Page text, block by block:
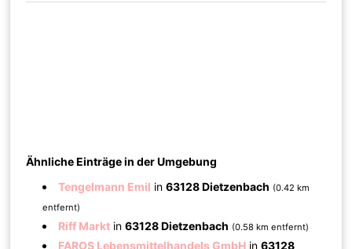
Ähnliche Einträge in der Umgebung
Tengelmann Emil in63128 Dietzenbach (0.42 km
entfernt)
Riff Markt in63128 Dietzenbach (0.58 km entfernt)
FAROS Lebensmittelhandels GmbH in63128